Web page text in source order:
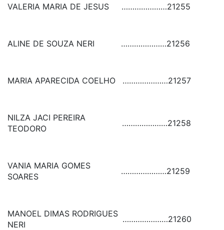
VALERIA MARIA DE JESUS …………………21255
ALINE DE SOUZA NERI …………………21256
MARIA APARECIDA COELHO …………………21257
NILZA JACI PEREIRA
TEODORO
…………………21258
VANIA MARIA GOMES
SOARES
…………………21259
MANOEL DIMAS RODRIGUES
NERI
…………………21260